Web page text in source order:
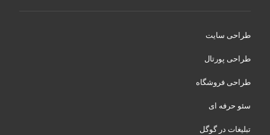
طراحی سایت
طراحی پورتال
طراحی فروشگاه
سئو حرفه ای
تبلیغات در گوگل